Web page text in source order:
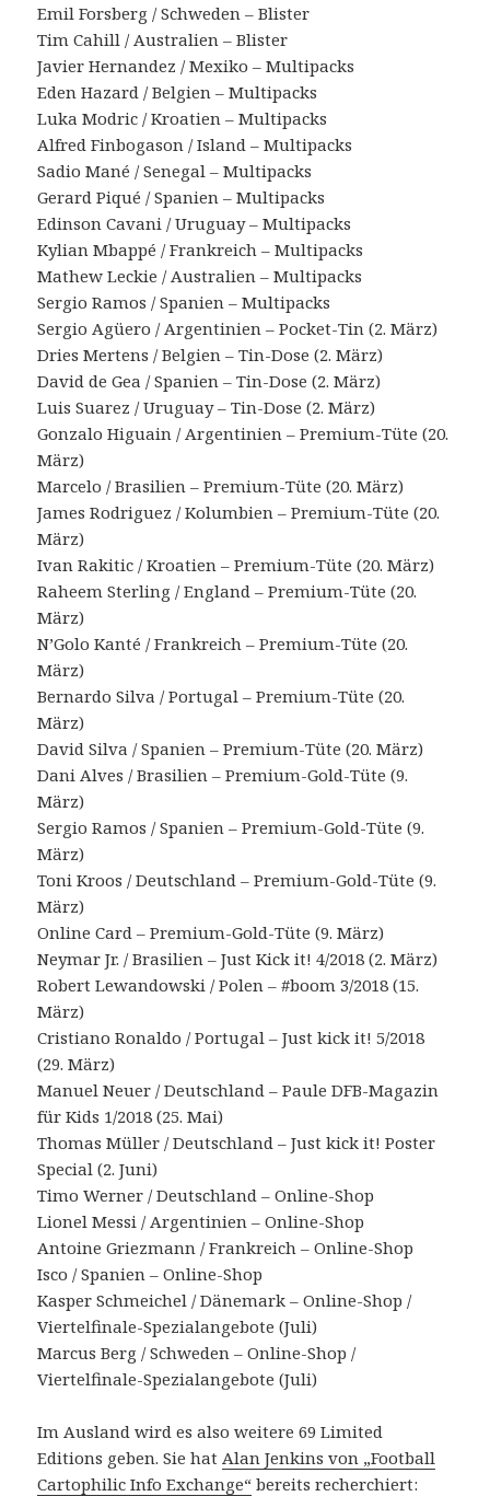
Emil Forsberg / Schweden – Blister
Tim Cahill / Australien – Blister
Javier Hernandez / Mexiko – Multipacks
Eden Hazard / Belgien – Multipacks
Luka Modric / Kroatien – Multipacks
Alfred Finbogason / Island – Multipacks
Sadio Mané / Senegal – Multipacks
Gerard Piqué / Spanien – Multipacks
Edinson Cavani / Uruguay – Multipacks
Kylian Mbappé / Frankreich – Multipacks
Mathew Leckie / Australien – Multipacks
Sergio Ramos / Spanien – Multipacks
Sergio Agüero / Argentinien – Pocket-Tin (2. März)
Dries Mertens / Belgien – Tin-Dose (2. März)
David de Gea / Spanien – Tin-Dose (2. März)
Luis Suarez / Uruguay – Tin-Dose (2. März)
Gonzalo Higuain / Argentinien – Premium-Tüte (20.
März)
Marcelo / Brasilien – Premium-Tüte (20. März)
James Rodriguez / Kolumbien – Premium-Tüte (20.
März)
Ivan Rakitic / Kroatien – Premium-Tüte (20. März)
Raheem Sterling / England – Premium-Tüte (20.
März)
N’Golo Kanté / Frankreich – Premium-Tüte (20.
März)
Bernardo Silva / Portugal – Premium-Tüte (20.
März)
David Silva / Spanien – Premium-Tüte (20. März)
Dani Alves / Brasilien – Premium-Gold-Tüte (9.
März)
Sergio Ramos / Spanien – Premium-Gold-Tüte (9.
März)
Toni Kroos / Deutschland – Premium-Gold-Tüte (9.
März)
Online Card – Premium-Gold-Tüte (9. März)
Neymar Jr. / Brasilien – Just Kick it! 4/2018 (2. März)
Robert Lewandowski / Polen – #boom 3/2018 (15.
März)
Cristiano Ronaldo / Portugal – Just kick it! 5/2018
(29. März)
Manuel Neuer / Deutschland – Paule DFB-Magazin
für Kids 1/2018 (25. Mai)
Thomas Müller / Deutschland – Just kick it! Poster
Special (2. Juni)
Timo Werner / Deutschland – Online-Shop
Lionel Messi / Argentinien – Online-Shop
Antoine Griezmann / Frankreich – Online-Shop
Isco / Spanien – Online-Shop
Kasper Schmeichel / Dänemark – Online-Shop /
Viertelfinale-Spezialangebote (Juli)
Marcus Berg / Schweden – Online-Shop /
Viertelfinale-Spezialangebote (Juli)
Im Ausland wird es also weitere 69 Limited
Editions geben. Sie hatAlan Jenkins von „Football
Cartophilic Info Exchange“ bereits recherchiert: